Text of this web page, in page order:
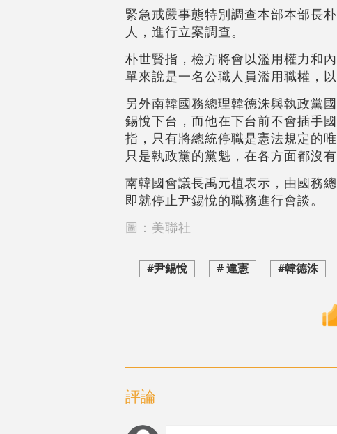
緊急戒嚴事態特別調查本部本部長
人，進行立案調查。
朴世賢指，檢方將會以濫用權力和
單來說是一名公職人員濫用職權，
另外南韓國務總理韓德洙與執政黨
錫悅下台，而他在下台前不會插手
指，只有將總統停職是憲法規定的
只是執政黨的黨魁，在各方面都沒
南韓國會議長禹元植表示，由國務
即就停止尹錫悅的職務進行會談。
圖：美聯社
#尹錫悅 # 違憲 #韓德洙
評論